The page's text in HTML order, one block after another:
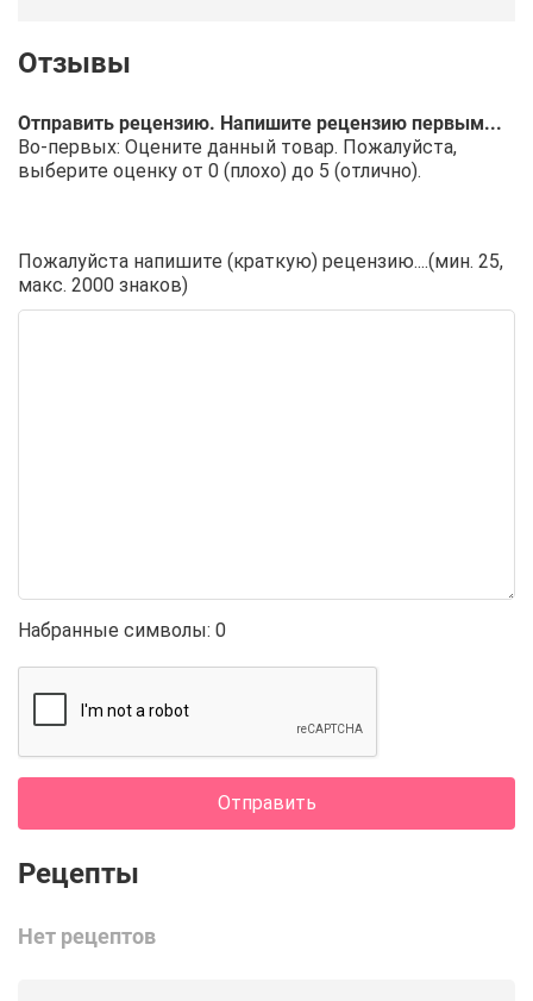
Отправить рецензию. Напишите рецензию первым...
Во-первых: Оцените данный товар. Пожалуйста,
выберите оценку от 0 (плохо) до 5 (отлично).
Пожалуйста напишите (краткую) рецензию....(мин. 25,
макс. 2000 знаков)
Набранные символы: 0
Отправить
Нет рецептов